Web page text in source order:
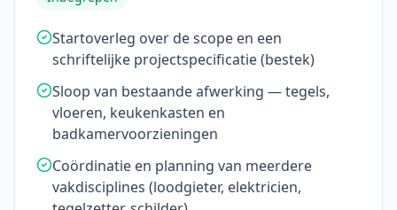
Startoverleg over de scope en een
schriftelijke projectspecificatie (bestek)
Sloop van bestaande afwerking — tegels,
vloeren, keukenkasten en
badkamervoorzieningen
Coördinatie en planning van meerdere
vakdisciplines (loodgieter, elektricien,